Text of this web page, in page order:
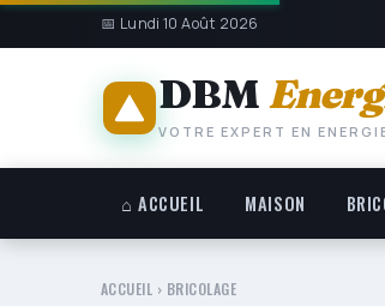
📅 Lundi 10 Août 2026
DBM
VOTRE EXPERT EN
⌂ ACCUEIL MAISON
ACCUEIL › BRICOLAGE